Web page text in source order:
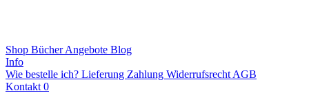
Shop BücherAngebote Blog
Info
Wie bestelle ich? Lieferung Zahlung Widerrufsrecht AGB
Kontakt 0